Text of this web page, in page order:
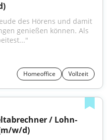
des Hörens und damit
genießen können. Als
Homeoffice Vollzeit
/ Lohn-
w/d)